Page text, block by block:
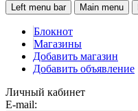
Left menu bar Main menu
Блокнот
Магазины
Добавить магазин
Добавить объявление
Личный кабинет
E-mail: